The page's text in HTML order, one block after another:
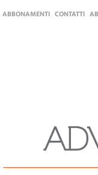
ABBONAMENTI CONTATTI